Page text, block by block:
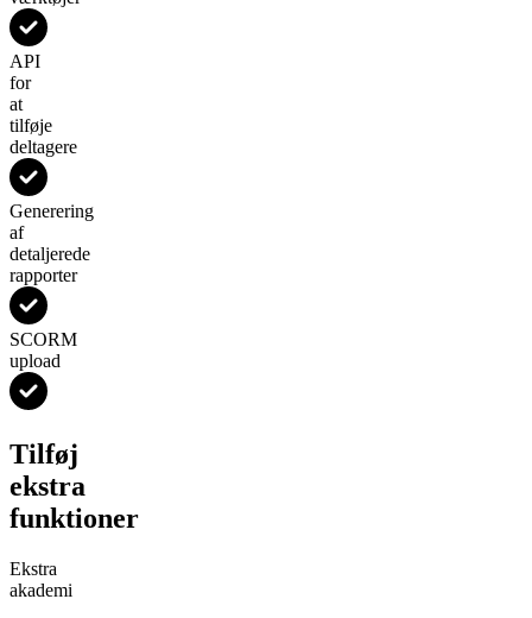
API
for
at
tilføje
deltagere
Generering
af
detaljerede
rapporter
SCORM
upload
Tilføj
ekstra
funktioner
Ekstra
akademi